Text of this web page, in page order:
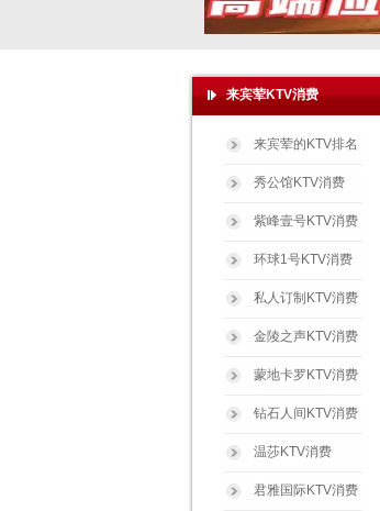
来宾荤KTV消费
来宾荤的KTV排名
秀公馆KTV消费
紫峰壹号KTV消费
环球1号KTV消费
私人订制KTV消费
金陵之声KTV消费
蒙地卡罗KTV消费
钻石人间KTV消费
温莎KTV消费
君雅国际KTV消费